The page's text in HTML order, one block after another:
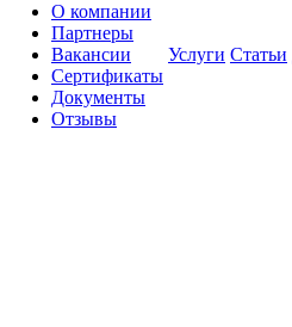
О компании
Партнеры
Вакансии
Сертификаты
Документы
Отзывы
Услуги Статьи